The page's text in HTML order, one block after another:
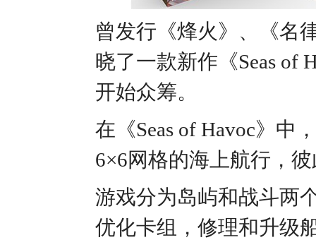
曾发行《烽火》、《名
晓了一款新作《Seas of
开始众筹。
在《Seas of Havoc》中
6×6网格的海上航行，
游戏分为岛屿和战斗两
优化卡组，修理和升级